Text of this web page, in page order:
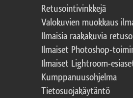
Retusointivinkkejä
Valokuvien muokkaus
Ilmaisia raakakuvia
Ilmaiset Photoshop-
Ilmaiset Lightroom-
Kumppanuusohjelma
Tietosuojakäytäntö